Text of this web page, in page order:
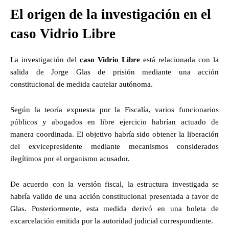
El origen de la investigación en el
caso Vidrio Libre
La investigación del caso Vidrio Libre está relacionada con la
salida de Jorge Glas de prisión mediante una acción
constitucional de medida cautelar autónoma.
Según la teoría expuesta por la Fiscalía, varios funcionarios
públicos y abogados en libre ejercicio habrían actuado de
manera coordinada. El objetivo habría sido obtener la liberación
del exvicepresidente mediante mecanismos considerados
ilegítimos por el organismo acusador.
De acuerdo con la versión fiscal, la estructura investigada se
habría valido de una acción constitucional presentada a favor de
Glas. Posteriormente, esta medida derivó en una boleta de
excarcelación emitida por la autoridad judicial correspondiente.